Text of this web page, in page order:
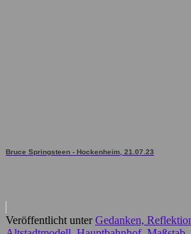
Bruce Springsteen - Hockenheim, 21.07.23
Veröffentlicht unter Gedanken,